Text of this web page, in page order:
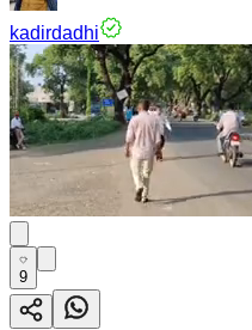
kadirdadhi
9